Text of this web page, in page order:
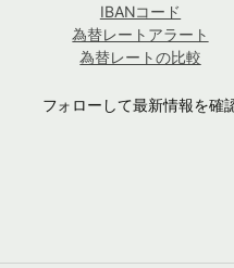
IBANコード
為替レートアラート
為替レートの比較
フォローして最新情報を確